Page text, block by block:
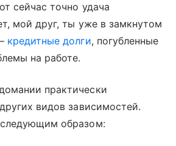
сейчас точно удача
мой друг, ты уже в замкнутом
кредитные долги, погубленные
на работе.
практически
видов зависимостей.
образом: